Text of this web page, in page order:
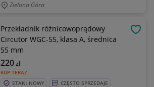
Zielona Góra
Przekładnik różnicowoprądowy
Circutor WGC-55, klasa A, średnica
55 mm
KUP TERAZ
220zł
STAN: NOWY
CZĘSTO SPRZEDAJE